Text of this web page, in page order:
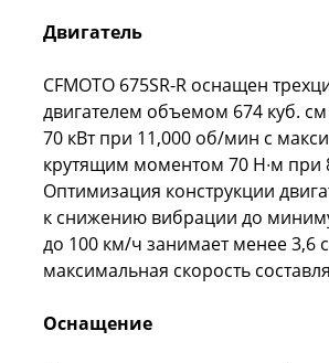
Двигатель
CFMOTO 675SR-R оснащен
двигателем объемом 674 куб.
70 кВт при 11,000 об/мин с
крутящим моментом 70 Н∙м при
Оптимизация конструкции
к снижению вибрации до
до 100 км/ч занимает менее 3,6
максимальная скорость
Оснащение